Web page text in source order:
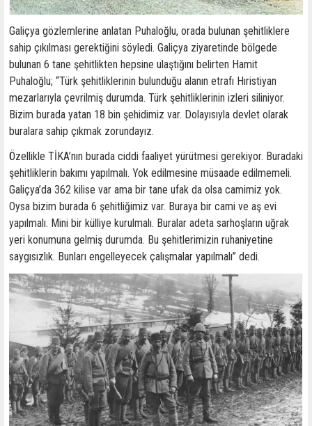
Galiçya gözlemlerine anlatan Puhaloğlu, orada bulunan şehitliklere
sahip çıkılması gerektiğini söyledi. Galiçya ziyaretinde bölgede
bulunan 6 tane şehitlikten hepsine ulaştığını belirten Hamit
Puhaloğlu; “Türk şehitliklerinin bulunduğu alanın etrafı Hıristiyan
mezarlarıyla çevrilmiş durumda. Türk şehitliklerinin izleri siliniyor.
Bizim burada yatan 18 bin şehidimiz var. Dolayısıyla devlet olarak
buralara sahip çıkmak zorundayız.
Özellikle TİKA’nın burada ciddi faaliyet yürütmesi gerekiyor. Buradaki
şehitliklerin bakımı yapılmalı. Yok edilmesine müsaade edilmemeli.
Galiçya’da 362 kilise var ama bir tane ufak da olsa camimiz yok.
Oysa bizim burada 6 şehitliğimiz var. Buraya bir cami ve aş evi
yapılmalı. Mini bir külliye kurulmalı. Buralar adeta sarhoşların uğrak
yeri konumuna gelmiş durumda. Bu şehitlerimizin ruhaniyetine
saygısızlık. Bunları engelleyecek çalışmalar yapılmalı” dedi.